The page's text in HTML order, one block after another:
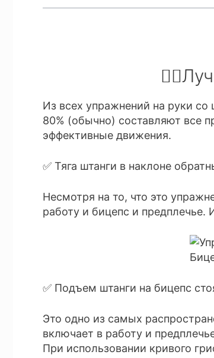
Из всех упражнений на руки
80% (обычно) составляют все
эффективные движения.
✅ Тяга штанги в наклоне
Несмотря на то, что это
работу и бицепс и
✅ Подъем штанги на бицепс
Это одно из самых
включает в работу и
При использовании кривого